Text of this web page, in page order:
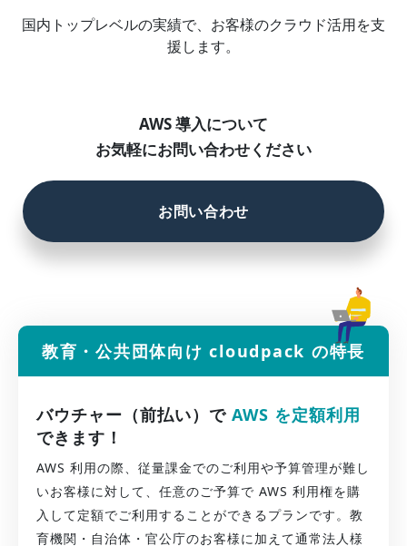
国内トップレベルの実績で、お客様のクラウド活用を支
援します。
AWS 導入について
お気軽にお問い合わせください
お問い合わせ
教育・公共団体向け cloudpack の特長
バウチャー（前払い）で AWS を定額利用
できます！
AWS 利用の際、従量課金でのご利用や予算管理が難し
いお客様に対して、任意のご予算で AWS 利用権を購
入して定額でご利用することができるプランです。教
育機関・自治体・官公庁のお客様に加えて通常法人様